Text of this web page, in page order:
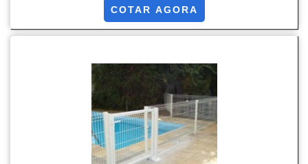
acordo com a NBR 5589, galvanizado por imersão em
banho de zinco antes de tecer a malha, com uma
NBR 6331, com acabamento lateral de pontas
COTAR AGORA